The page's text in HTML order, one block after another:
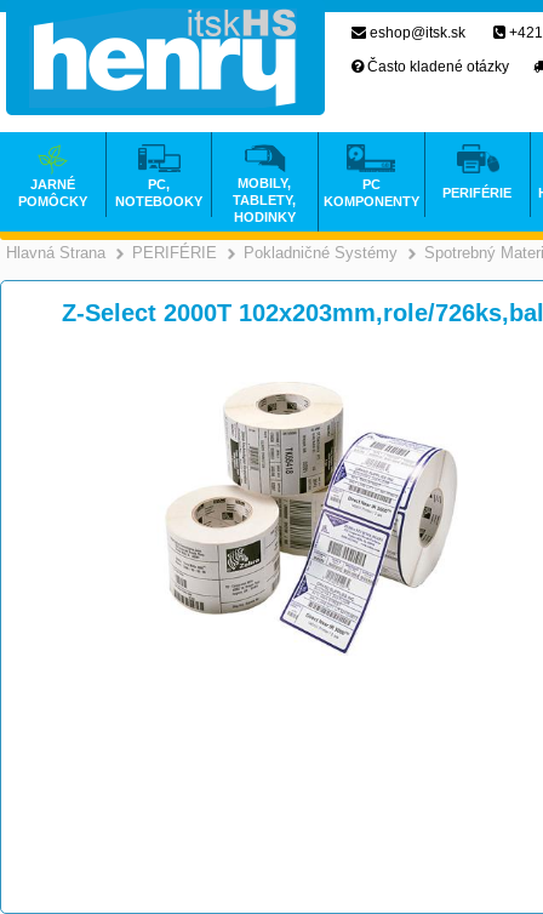
Hlavná Strana >
PERIFÉRIE >
Pokladničné Systémy Spotrebný
Z-Select 2000T 102x203mm,role/
eshop@itsk.sk
Často kladené otázky
JARNÉ
POMÔCKY
PC,
NOTEBOOKY
MOBILY,
TABLETY,
HODINKY
PC
KOMPONENTY
PERIFÉRIE